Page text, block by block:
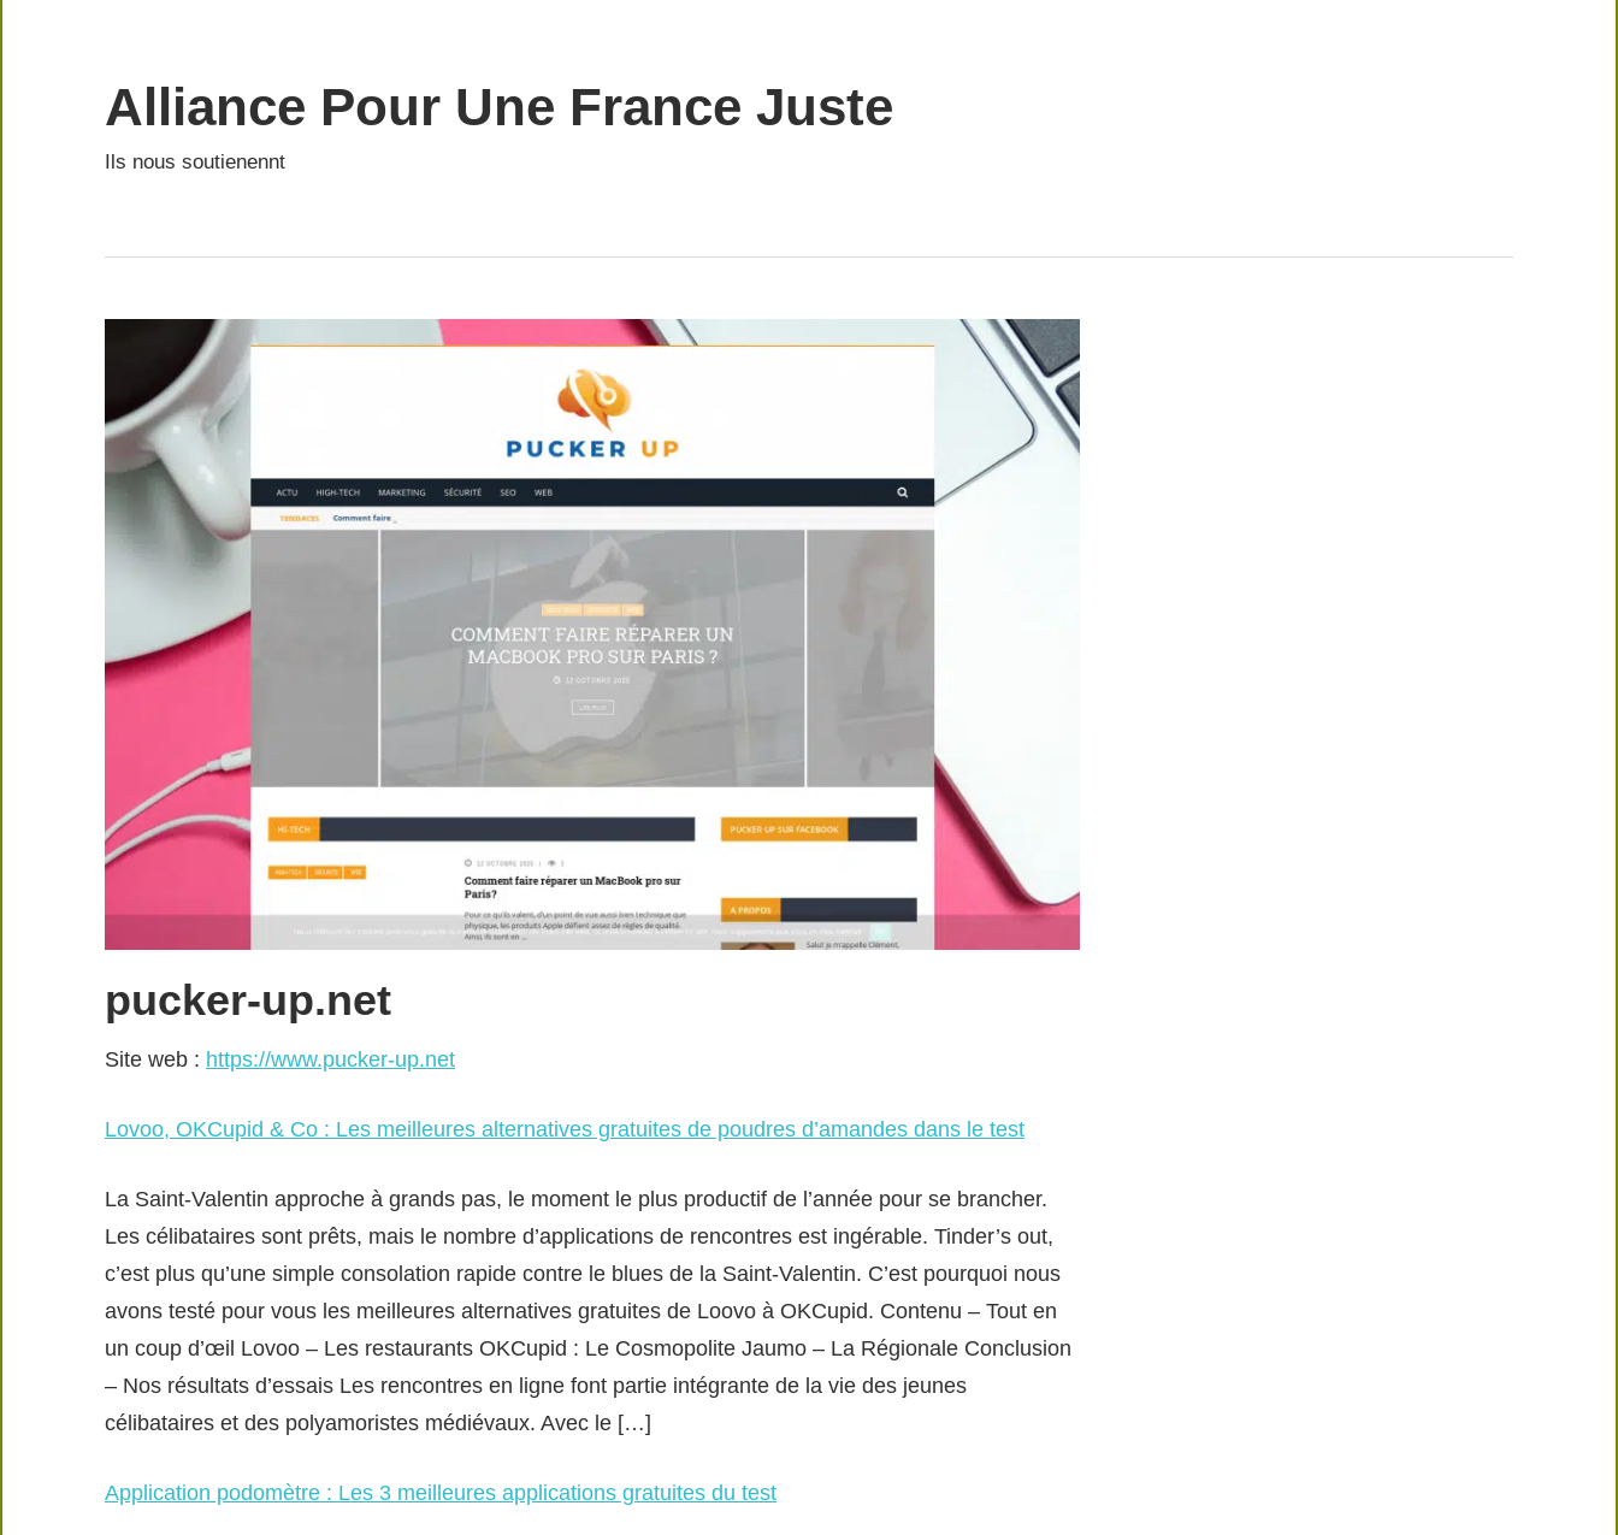
content
Alliance Pour Une France Juste
Ils nous soutienennt
pucker-up.net
Site web : https://www.pucker-up.net
Lovoo, OKCupid & Co : Les meilleures alternatives gratuites de poudres d’amandes dans le test
La Saint-Valentin approche à grands pas, le moment le plus productif de l’année pour se brancher.
Les célibataires sont prêts, mais le nombre d’applications de rencontres est ingérable. Tinder’s out,
c’est plus qu’une simple consolation rapide contre le blues de la Saint-Valentin. C’est pourquoi nous
avons testé pour vous les meilleures alternatives gratuites de Loovo à OKCupid. Contenu – Tout en
un coup d’œil Lovoo – Les restaurants OKCupid : Le Cosmopolite Jaumo – La Régionale Conclusion
– Nos résultats d’essais Les rencontres en ligne font partie intégrante de la vie des jeunes
célibataires et des polyamoristes médiévaux. Avec le […]
Application podomètre : Les 3 meilleures applications gratuites du test